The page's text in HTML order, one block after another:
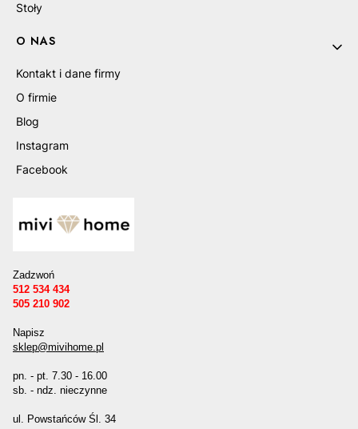
Stoły
O NAS
Kontakt i dane firmy
O firmie
Blog
Instagram
Facebook
Zadzwoń
512 534 434
505 210 902
Napisz
sklep@mivihome.pl
pn. - pt. 7.30 - 16.00
sb. - ndz. nieczynne
ul. Powstańców Śl. 34